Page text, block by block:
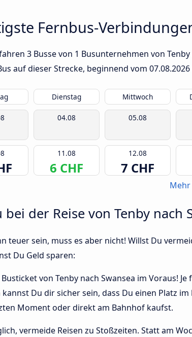
Fernbus-
fahren 3 Busse von 1 Busunternehmen von
auf dieser Strecke, beginnend vom 07.08.2026
Dienstag Mittwoch
04.08 05.08
11.08
6 CHF
12.08
7 CHF
Mehr
bei der Reise von Tenby nach
teuer sein, muss es aber nicht! Willst Du
Du Geld sparen:
Busticket von Tenby nach Swansea im Voraus!
Du dir sicher sein, dass Du einen Platz
Moment oder direkt am Bahnhof kaufst.
vermeide Reisen zu Stoßzeiten. Statt am